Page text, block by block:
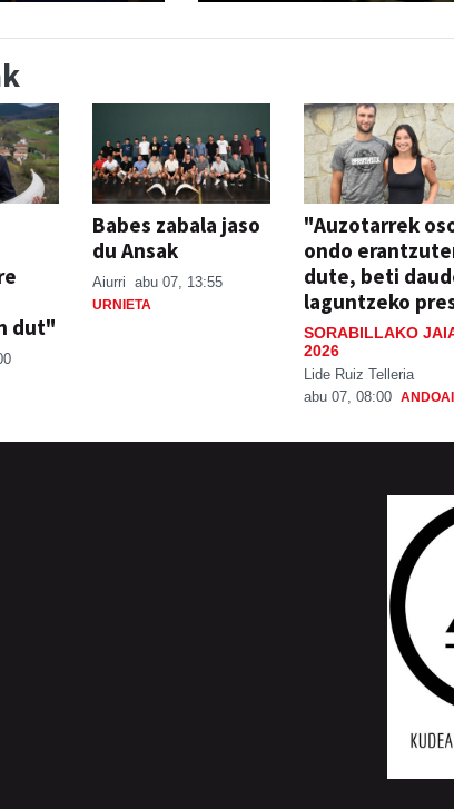
dut"
Babes zabala jaso
du Ansak
Aiurri abu 07, 13:55
URNIETA
"Auzotarrek
ondo
dute, beti
laguntzeko
SORABILLAKO
2026
Lide Ruiz Telleria
abu 07, 08:00